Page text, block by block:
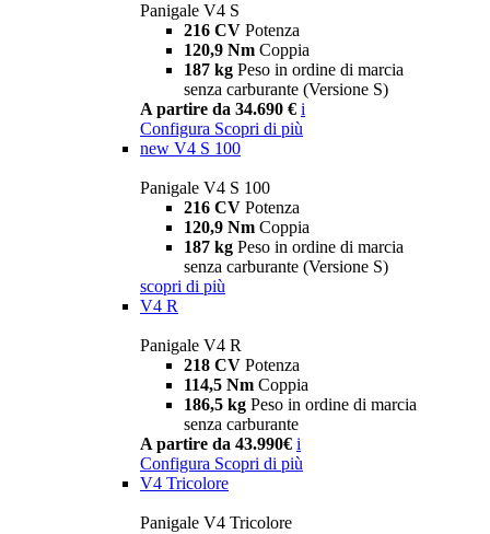
Panigale V4 S
216 CV Potenza
120,9 Nm Coppia
187 kg Peso in ordine di marcia
senza carburante (Versione S)
A partire da 34.690 € i
Configura Scopri di più
new V4 S 100
Panigale V4 S 100
216 CV Potenza
120,9 Nm Coppia
187 kg Peso in ordine di marcia
senza carburante (Versione S)
scopri di più
V4 R
Panigale V4 R
218 CV Potenza
114,5 Nm Coppia
186,5 kg Peso in ordine di marcia
senza carburante
A partire da 43.990€ i
Configura Scopri di più
V4 Tricolore
Panigale V4 Tricolore